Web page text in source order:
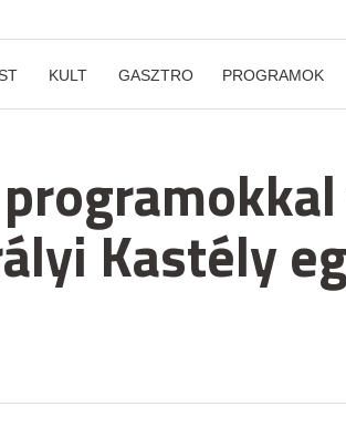
KULT GASZTRO PROGRAMOK
Kastély